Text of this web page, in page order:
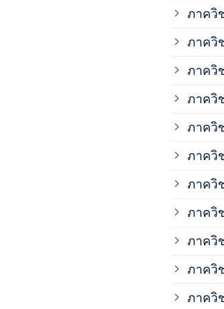
ภาควิ
ภาควิ
ภาควิ
ภาควิ
ภาควิ
ภาควิ
ภาควิ
ภาควิ
ภาควิ
ภาควิ
ภาควิ